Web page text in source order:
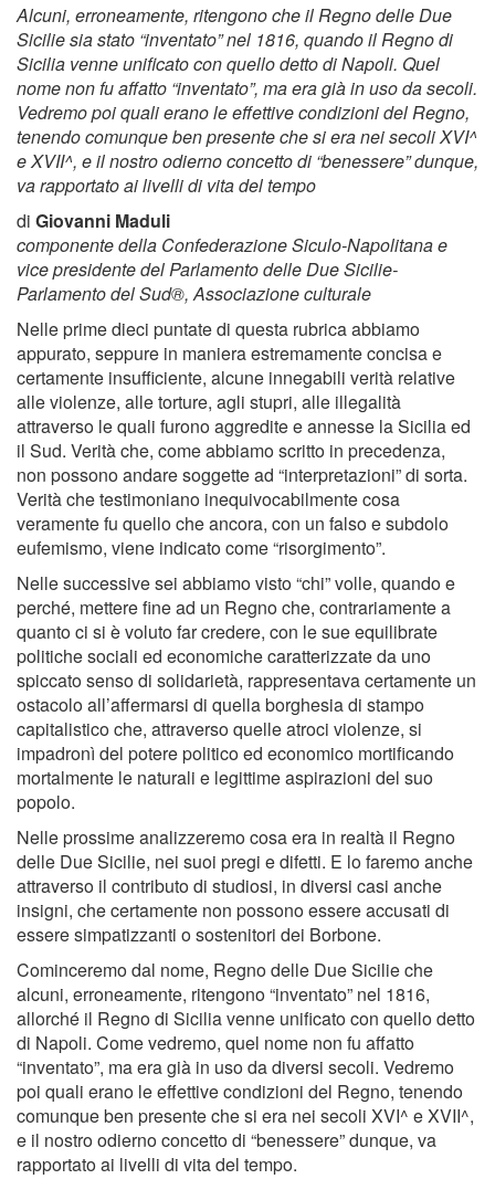
Alcuni, erroneamente, ritengono che il Regno delle Due
Sicilie sia stato “inventato” nel 1816, quando il Regno di
Sicilia venne unificato con quello detto di Napoli. Quel
nome non fu affatto “inventato”, ma era già in uso da secoli.
Vedremo poi quali erano le effettive condizioni del Regno,
tenendo comunque ben presente che si era nei secoli XVI^
e XVII^, e il nostro odierno concetto di “benessere” dunque,
va rapportato ai livelli di vita del tempo
di Giovanni Maduli
componente della Confederazione Siculo-Napolitana e
vice presidente del Parlamento delle Due Sicilie-
Parlamento del Sud®, Associazione culturale
Nelle prime dieci puntate di questa rubrica abbiamo
appurato, seppure in maniera estremamente concisa e
certamente insufficiente, alcune innegabili verità relative
alle violenze, alle torture, agli stupri, alle illegalità
attraverso le quali furono aggredite e annesse la Sicilia ed
il Sud. Verità che, come abbiamo scritto in precedenza,
non possono andare soggette ad “interpretazioni” di sorta.
Verità che testimoniano inequivocabilmente cosa
veramente fu quello che ancora, con un falso e subdolo
eufemismo, viene indicato come “risorgimento”.
Nelle successive sei abbiamo visto “chi” volle, quando e
perché, mettere fine ad un Regno che, contrariamente a
quanto ci si è voluto far credere, con le sue equilibrate
politiche sociali ed economiche caratterizzate da uno
spiccato senso di solidarietà, rappresentava certamente un
ostacolo all’affermarsi di quella borghesia di stampo
capitalistico che, attraverso quelle atroci violenze, si
impadronì del potere politico ed economico mortificando
mortalmente le naturali e legittime aspirazioni del suo
popolo.
Nelle prossime analizzeremo cosa era in realtà il Regno
delle Due Sicilie, nei suoi pregi e difetti. E lo faremo anche
attraverso il contributo di studiosi, in diversi casi anche
insigni, che certamente non possono essere accusati di
essere simpatizzanti o sostenitori dei Borbone.
Cominceremo dal nome, Regno delle Due Sicilie che
alcuni, erroneamente, ritengono “inventato” nel 1816,
allorché il Regno di Sicilia venne unificato con quello detto
di Napoli. Come vedremo, quel nome non fu affatto
“inventato”, ma era già in uso da diversi secoli. Vedremo
poi quali erano le effettive condizioni del Regno, tenendo
comunque ben presente che si era nei secoli XVI^ e XVII^,
e il nostro odierno concetto di “benessere” dunque, va
rapportato ai livelli di vita del tempo.